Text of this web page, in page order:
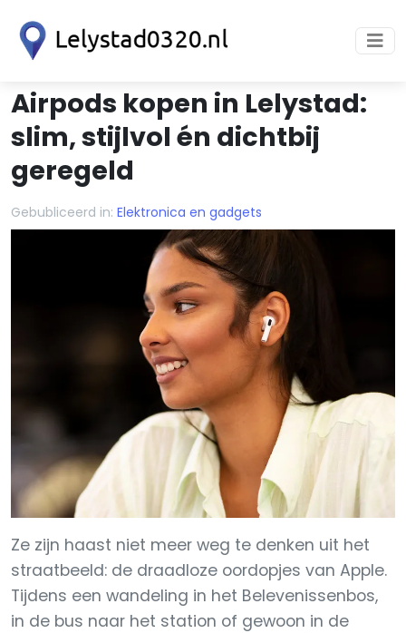
Airpods kopen in Lelystad:
slim, stijlvol én dichtbij
geregeld
Gebubliceerd in: Elektronica en gadgets
Ze zijn haast niet meer weg te denken uit het
straatbeeld: de draadloze oordopjes van Apple.
Tijdens een wandeling in het Belevenissenbos,
in de bus naar het station of gewoon in de